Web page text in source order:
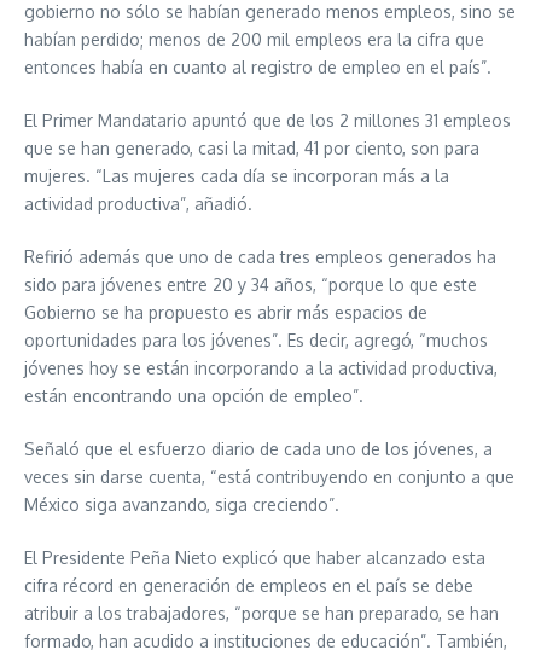
gobierno no sólo se habían generado menos empleos, sino se
habían perdido; menos de 200 mil empleos era la cifra que
entonces había en cuanto al registro de empleo en el país”.
El Primer Mandatario apuntó que de los 2 millones 31 empleos
que se han generado, casi la mitad, 41 por ciento, son para
mujeres. “Las mujeres cada día se incorporan más a la
actividad productiva”, añadió.
Refirió además que uno de cada tres empleos generados ha
sido para jóvenes entre 20 y 34 años, “porque lo que este
Gobierno se ha propuesto es abrir más espacios de
oportunidades para los jóvenes”. Es decir, agregó, “muchos
jóvenes hoy se están incorporando a la actividad productiva,
están encontrando una opción de empleo”.
Señaló que el esfuerzo diario de cada uno de los jóvenes, a
veces sin darse cuenta, “está contribuyendo en conjunto a que
México siga avanzando, siga creciendo”.
El Presidente Peña Nieto explicó que haber alcanzado esta
cifra récord en generación de empleos en el país se debe
atribuir a los trabajadores, “porque se han preparado, se han
formado, han acudido a instituciones de educación”. También,